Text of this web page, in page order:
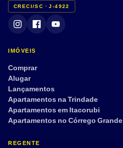
Vista mar
Semi mobiliado
Dep. de empregada
Tour 360°
Aplicar filtros
CRECI/SC · J-4922
IMÓVEIS
Comprar
Alugar
Lançamentos
Apartamentos na Trindade
Apartamentos em Itacorubi
Apartamentos no Córrego Grande
REGENTE